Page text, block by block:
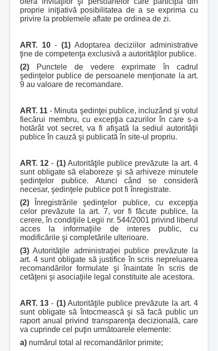
proprie iniţiativă posibilitatea de a se exprima cu
privire la problemele aflate pe ordinea de zi.
ART. 10-(1) Adoptarea deciziilor administrative
ţine de competenţa exclusivă a autorităţilor publice.
(2) Punctele de vedere exprimate în cadrul
şedinţelor publice de persoanele menţionate la art.
9 au valoare de recomandare.
ART. 11 - Minuta şedinţei publice, incluzând şi votul
fiecărui membru, cu excepţia cazurilor în care s-a
hotărât vot secret, va fi afişată la sediul autorităţii
publice în cauză şi publicată în site-ul propriu.
ART. 12 - (1)Autorităţile publice prevăzute la art. 4
sunt obligate să elaboreze şi să arhiveze minutele
şedinţelor publice. Atunci când se consideră
necesar, şedinţele publice pot fi înregistrate.
(2) Înregistrările şedinţelor publice, cu excepţia
celor prevăzute la art. 7, vor fi făcute publice, la
cerere, în condiţiile Legii nr. 544/2001 privind liberul
acces la informaţiile de interes public, cu
modificările şi completările ulterioare.
(3) Autorităţile administraţiei publice prevăzute la
art. 4 sunt obligate să justifice în scris nepreluarea
recomandărilor formulate şi înaintate în scris de
cetăţeni şi asociaţiile legal constituite ale acestora.
ART. 13 - (1)Autorităţile publice prevăzute la art. 4
sunt obligate să întocmească şi să facă public un
raport anual privind transparenţa decizională, care
va cuprinde cel puţin următoarele elemente:
a) numărul total al recomandărilor primite;